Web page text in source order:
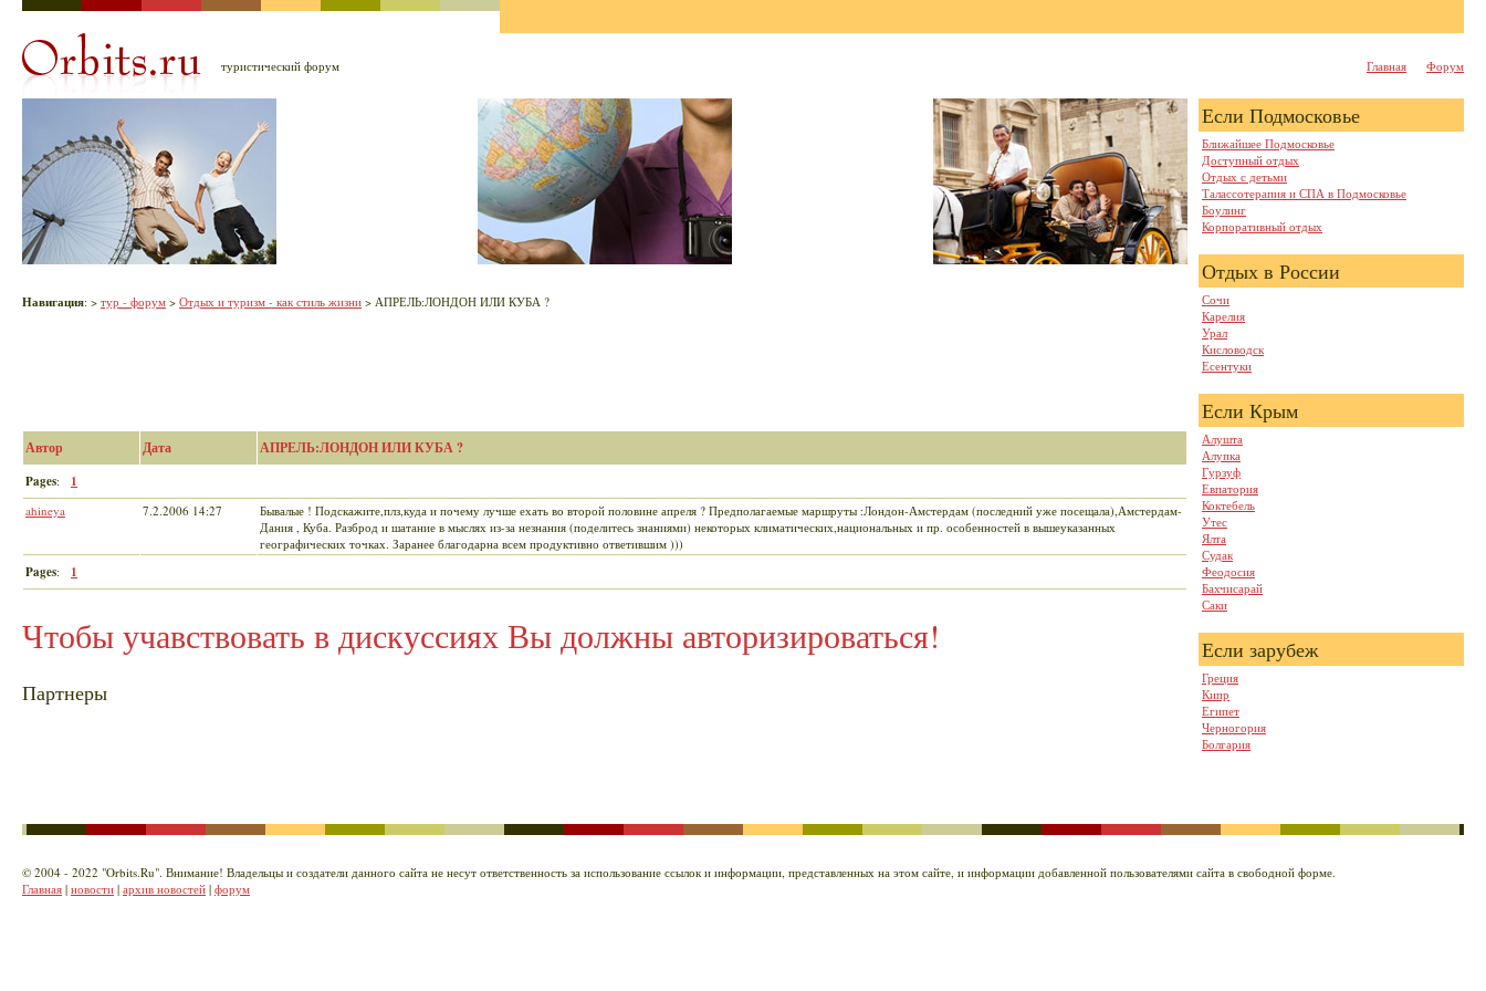
туристический форум Главная Форум
Навигация: > тур - форум > Отдых и туризм - как стиль жизни > АПРЕЛЬ:ЛОНДОН ИЛИ КУБА ?
Автор Дата АПРЕЛЬ:ЛОНДОН ИЛИ КУБА ?
Pages: 1
ahineya 7.2.2006 14:27
Бывалые ! Подскажите,плз,куда и почему лучше ехать во второй половине апреля ? Предполагаемые маршруты :Лондон-Амстердам (последний уже посещала),Амстердам-
Дания , Куба. Разброд и шатание в мыслях из-за незнания (поделитесь знаниями) некоторых климатических,национальных и пр. особенностей в вышеуказанных
географических точках. Заранее благодарна всем продуктивно ответившим )))
Pages: 1
Чтобы учавствовать в дискуссиях Вы должны авторизироваться!
Партнеры
Если Подмосковье
Ближайшее Подмосковье
Доступный отдых
Отдых с детьми
Талассотерапия и СПА в Подмосковье
Боулинг
Корпоративный отдых
Отдых в России
Сочи
Карелия
Урал
Кисловодск
Есентуки
Если Крым
Алушта
Алупка
Гурзуф
Евпатория
Коктебель
Утес
Ялта
Судак
Феодосия
Бахчисарай
Саки
Если зарубеж
Греция
Кипр
Египет
Черногория
Болгария
© 2004 - 2022 "Orbits.Ru". Внимание! Владельцы и создатели данного сайта не несут ответственность за использование ссылок и информации, представленных на этом сайте, и информации добавленной пользователями сайта в свободной форме.
Главная | новости | архив новостей | форум